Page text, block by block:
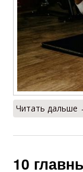
Читать дальше
10